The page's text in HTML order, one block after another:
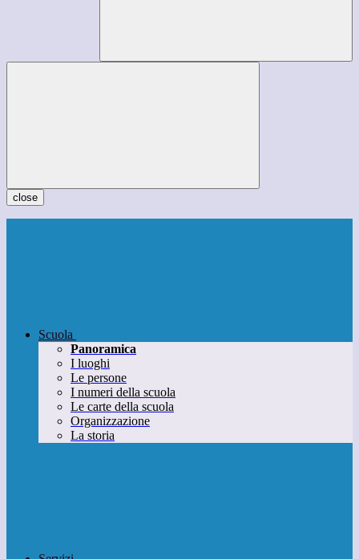
close
Scuola
Panoramica
I luoghi
Le persone
I numeri della scuola
Le carte della scuola
Organizzazione
La storia